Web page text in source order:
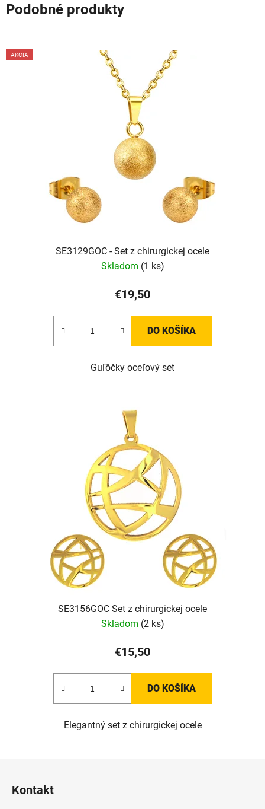
Podobné produkty
AKCIA
SE3129GOC - Set z chirurgickej ocele
Skladom (1 ks)
€19,50
DO KOŠÍKA
Guľôčky oceľový set
SE3156GOC Set z chirurgickej ocele
Skladom (2 ks)
€15,50
DO KOŠÍKA
Elegantný set z chirurgickej ocele
Kontakt